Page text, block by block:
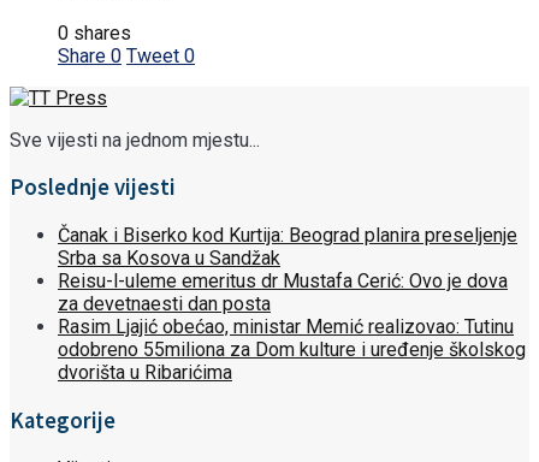
0 shares
Share 0 Tweet 0
Sve vijesti na jednom mjestu...
Poslednje vijesti
Čanak i Biserko kod Kurtija: Beograd planira preseljenje
Srba sa Kosova u Sandžak
Reisu-l-uleme emeritus dr Mustafa Cerić: Ovo je dova
za devetnaesti dan posta
Rasim Ljajić obećao, ministar Memić realizovao: Tutinu
odobreno 55miliona za Dom kulture i uređenje školskog
dvorišta u Ribarićima
Kategorije